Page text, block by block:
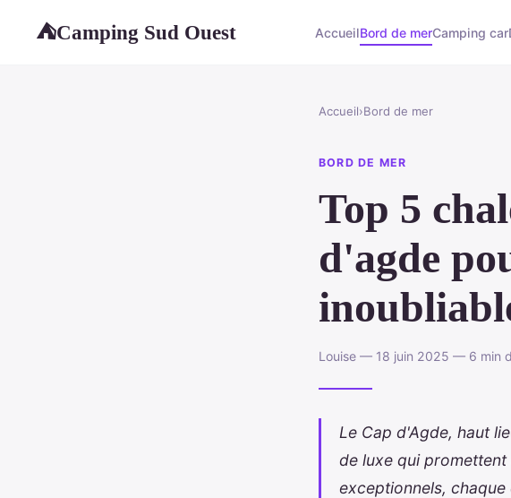
⛺Camping Sud Ouest AccueilBord de merCamping car
Accueil›Bord de mer
BORD DE MER
Top 5
d'agde
Louise — 18 juin 2025 — 6 min
Le Cap d'Agde, haut
de luxe qui promettent
exceptionnels,